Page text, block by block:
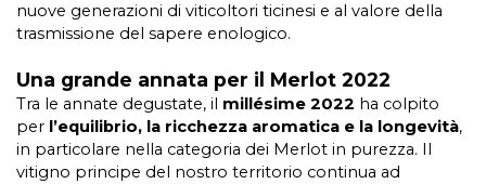
nuove generazioni di viticoltori ticinesi e al valore della
trasmissione del sapere enologico.
Una grande annata per il Merlot 2022
Tra le annate degustate, il millésime 2022 ha colpito
per l’equilibrio, la ricchezza aromatica e la longevità,
in particolare nella categoria dei Merlot in purezza. Il
vitigno principe del nostro territorio continua ad